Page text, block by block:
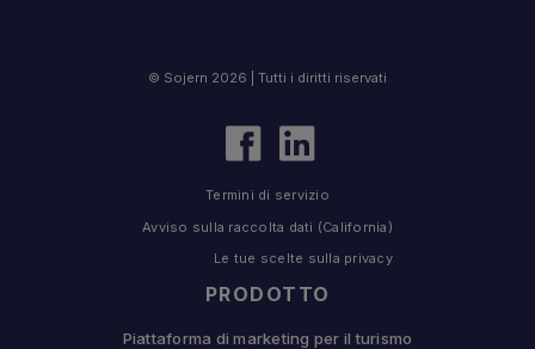
PRODOTTO
Piattaforma di marketing per il turismo
© Sojern 2026 | Tutti i diritti riservati
Termini di servizio
Avviso sulla raccolta dati (California)
Le tue scelte sulla privacy